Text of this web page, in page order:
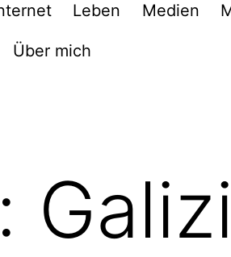
Leben Medien
Über mich